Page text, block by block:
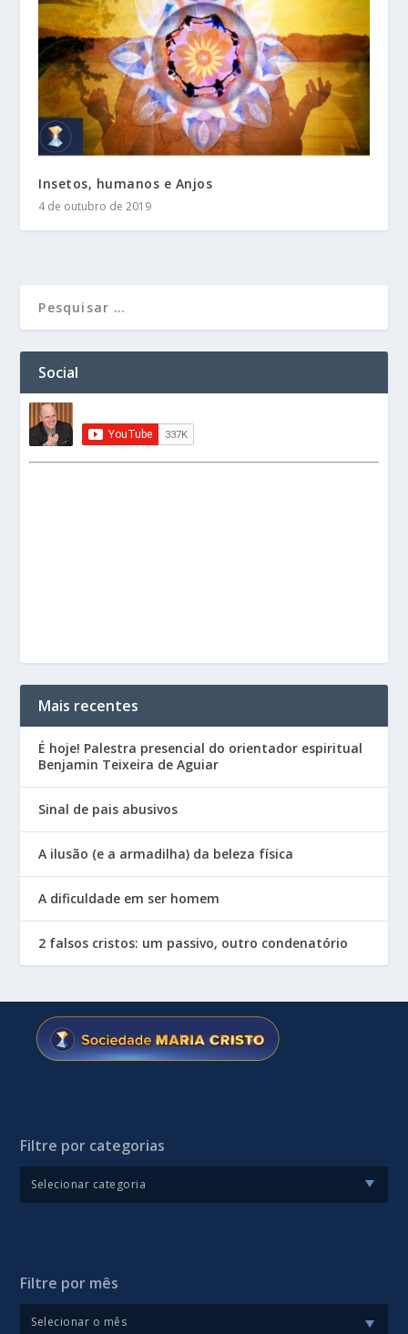
Insetos, humanos e Anjos
4 de outubro de 2019
Social
Mais recentes
É hoje! Palestra presencial do orientador espiritual
Benjamin Teixeira de Aguiar
Sinal de pais abusivos
A ilusão (e a armadilha) da beleza física
A dificuldade em ser homem
2 falsos cristos: um passivo, outro condenatório
Filtre por categorias
Filtre por mês